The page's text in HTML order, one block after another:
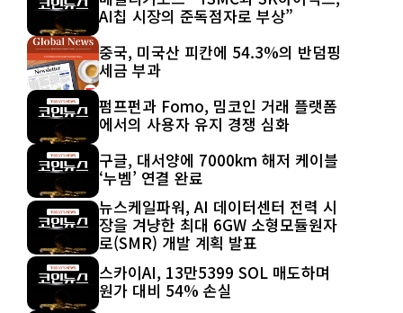
AI칩 시장의 준독점자로 부상”
중국, 미국산 피칸에 54.3%의 반덤핑
세금 부과
펌프펀과 Fomo, 밈코인 거래 플랫폼
에서의 사용자 유지 경쟁 심화
구글, 대서양에 7000km 해저 케이블
‘누벰’ 연결 완료
뉴스케일파워, AI 데이터센터 전력 시
장을 겨냥한 최대 6GW 소형모듈원자
로(SMR) 개발 계획 발표
스카이AI, 13만5399 SOL 매도하며
원가 대비 54% 손실